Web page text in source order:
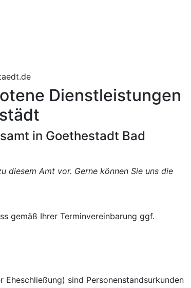
Dienstleistungen
in Goethestadt Bad
diesem Amt vor. Gerne können Sie uns die
gemäß Ihrer Terminvereinbarung ggf.
sind Personenstandsurkunden